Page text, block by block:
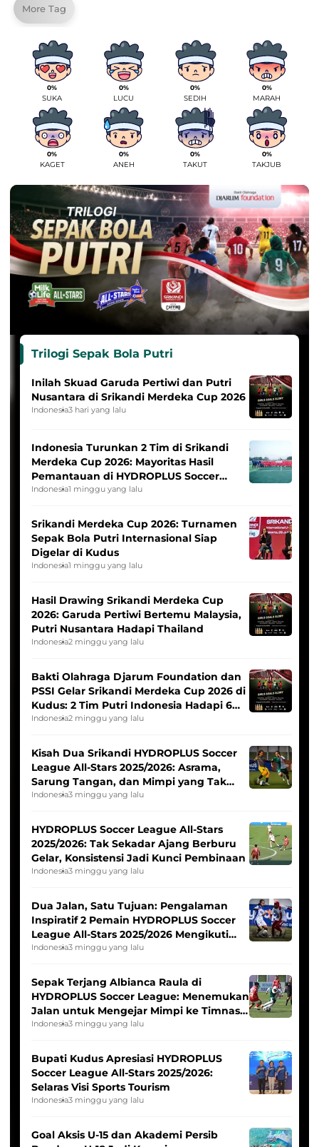
More Tag
0%
SUKA
0%
LUCU
0%
SEDIH
0%
MARAH
0%
KAGET
0%
ANEH
0%
TAKUT
0%
TAKJUB
Trilogi Sepak Bola Putri
Inilah Skuad Garuda Pertiwi dan Putri
Nusantara di Srikandi Merdeka Cup 2026
Indonesia3 hari yang lalu
Indonesia Turunkan 2 Tim di Srikandi
Merdeka Cup 2026: Mayoritas Hasil
Pemantauan di HYDROPLUS Soccer
League
Indonesia1 minggu yang lalu
Srikandi Merdeka Cup 2026: Turnamen
Sepak Bola Putri Internasional Siap
Digelar di Kudus
Indonesia1 minggu yang lalu
Hasil Drawing Srikandi Merdeka Cup
2026: Garuda Pertiwi Bertemu Malaysia,
Putri Nusantara Hadapi Thailand
Indonesia2 minggu yang lalu
Bakti Olahraga Djarum Foundation dan
PSSI Gelar Srikandi Merdeka Cup 2026 di
Kudus: 2 Tim Putri Indonesia Hadapi 6
Tim Asia
Indonesia2 minggu yang lalu
Kisah Dua Srikandi HYDROPLUS Soccer
League All-Stars 2025/2026: Asrama,
Sarung Tangan, dan Mimpi yang Tak
Pernah Padam
Indonesia3 minggu yang lalu
HYDROPLUS Soccer League All-Stars
2025/2026: Tak Sekadar Ajang Berburu
Gelar, Konsistensi Jadi Kunci Pembinaan
Indonesia3 minggu yang lalu
Dua Jalan, Satu Tujuan: Pengalaman
Inspiratif 2 Pemain HYDROPLUS Soccer
League All-Stars 2025/2026 Mengikuti
Seleksi Timnas Indonesia Putri
Indonesia3 minggu yang lalu
Sepak Terjang Albianca Raula di
HYDROPLUS Soccer League: Menemukan
Jalan untuk Mengejar Mimpi ke Timnas
Indonesia Putri
Indonesia3 minggu yang lalu
Bupati Kudus Apresiasi HYDROPLUS
Soccer League All-Stars 2025/2026:
Selaras Visi Sports Tourism
Indonesia3 minggu yang lalu
Goal Aksis U-15 dan Akademi Persib